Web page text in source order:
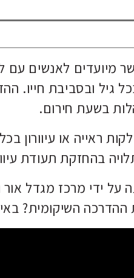
מיועדים לאנשים עם
גיל ובסביבת חייו.
בשעת חירום.
ראייה או עיוורון
בהחזקת תעודת
על ידי מרכז מגדל
השיקומית?